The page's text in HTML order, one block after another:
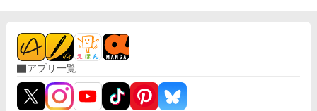
アプリ一覧